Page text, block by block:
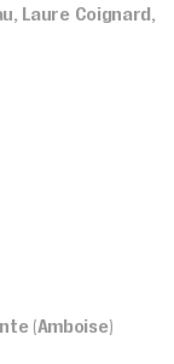
Laure Coignard,
(Amboise)